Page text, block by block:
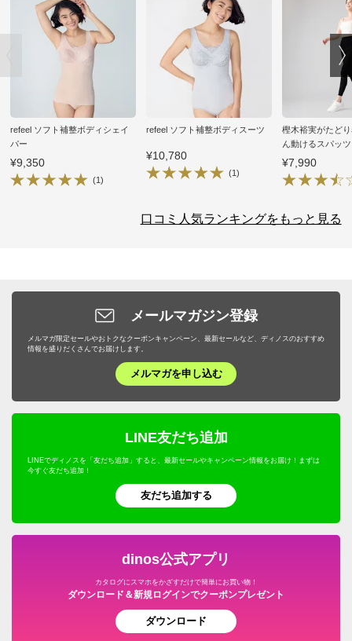
refeel ソフト補整ボディシェイ
パー
¥9,350
(1)
refeel ソフト補整ボディスーツ
¥10,780
(1)
樫木裕実がたど
ん動けるスパッ
ズ2枚組
¥7,990
口コミ人気ランキングをもっと見る
メールマガジン登録
メルマガ限定セールやおトクなクーポンキャンペーン、最新セールなど、ディノスのおすすめ
情報を盛りだくさんでお届けします。
メルマガを申し込む
LINE友だち追加
LINEでディノスを「友だち追加」すると、最新セールやキャンペーン情報をお届け！まずは
今すぐ友だち追加！
友だち追加する
dinos公式アプリ
カタログにスマホをかざすだけで簡単にお買い物！
ダウンロード＆新規ログインでクーポンプレゼント
ダウンロード